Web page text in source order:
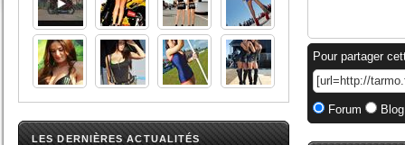
LES DERNIÈRES ACTUALITÉS
Pour partager
Forum